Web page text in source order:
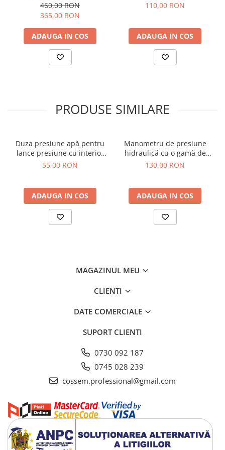
70 cm și Protecție Lance
460,00 RON
365,00 RON
ADAUGA IN COS
oțel pentru spălători cu apă
110,00 RON
ADAUGA IN COS
PRODUSE SIMILARE
Duza presiune apă pentru
lance presiune cu interior
ceramic 25x040 – Duza
55,00 RON
ADAUGA IN COS
Manometru de presiune
hidraulică cu o gamă de
măsurare de la 0 la 300 bar
130,00 RON
ADAUGA IN COS
MAGAZINUL MEU
CLIENTI
DATE COMERCIALE
SUPORT CLIENTI
0730 092 187
0745 028 239
cossem.professional@gmail.com